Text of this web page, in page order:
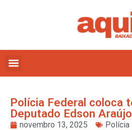
Polícia Federal coloca
Deputado Edson Araújo
novembro 13, 2025 Polícia